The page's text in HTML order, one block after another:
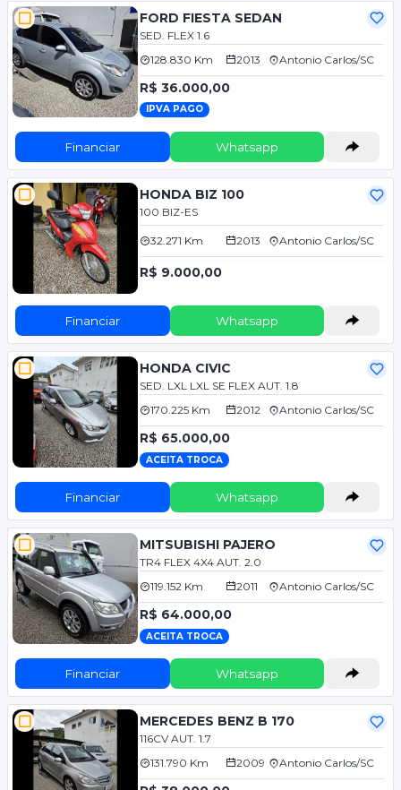
FORD FIESTA SEDAN
SED. FLEX 1.6
128.830 Km
2013 Antonio Carlos/SC
R$ 36.000,00
IPVA PAGO
Financiar Whatsapp
HONDA BIZ 100
100 BIZ-ES
32.271 Km 2013 Antonio Carlos/SC
R$ 9.000,00
Financiar Whatsapp
HONDA CIVIC
SED. LXL LXL SE FLEX AUT. 1.8
170.225 Km
2012 Antonio Carlos/SC
R$ 65.000,00
ACEITA TROCA
Financiar Whatsapp
MITSUBISHI PAJERO
TR4 FLEX 4X4 AUT. 2.0
119.152 Km
2011 Antonio Carlos/SC
R$ 64.000,00
ACEITA TROCA
Financiar Whatsapp
MERCEDES BENZ B 170
116CV AUT. 1.7
131.790 Km
2009 Antonio Carlos/SC